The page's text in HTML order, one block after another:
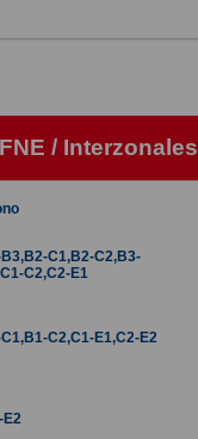
/ Interzonales